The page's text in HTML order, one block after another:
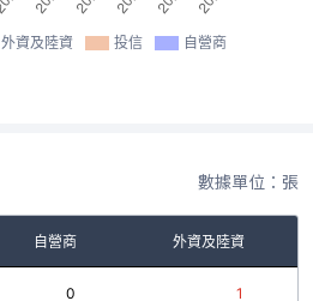
外資及陸資 投信 自營商
數據單位：張
自營商 外資及陸資
0 1